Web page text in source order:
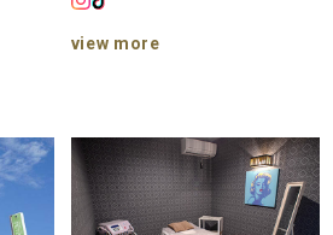
view more